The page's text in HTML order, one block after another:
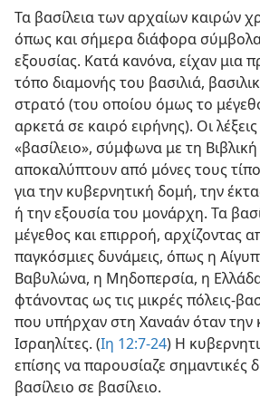
Τα βασίλεια των αρχαίων καιρών
όπως και σήμερα διάφορα σύμβολα
εξουσίας. Κατά κανόνα, είχαν μια
τόπο διαμονής του βασιλιά,
στρατό (του οποίου όμως το
αρκετά σε καιρό ειρήνης). Οι
«βασίλειο», σύμφωνα με τη
αποκαλύπτουν από μόνες τους
για την κυβερνητική δομή, την
ή την εξουσία του μονάρχη. Τα
μέγεθος και επιρροή, αρχίζοντας
παγκόσμιες δυνάμεις, όπως η
Βαβυλώνα, η Μηδοπερσία, η
φτάνοντας ως τις μικρές πόλεις-
που υπήρχαν στη Χαναάν όταν την
Ισραηλίτες. (Ιη 12:7-24) Η
επίσης να παρουσίαζε σημαντικές
βασίλειο σε βασίλειο.